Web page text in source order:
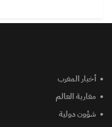
أخبار المغرب
مغاربة العالم
شؤون دولية